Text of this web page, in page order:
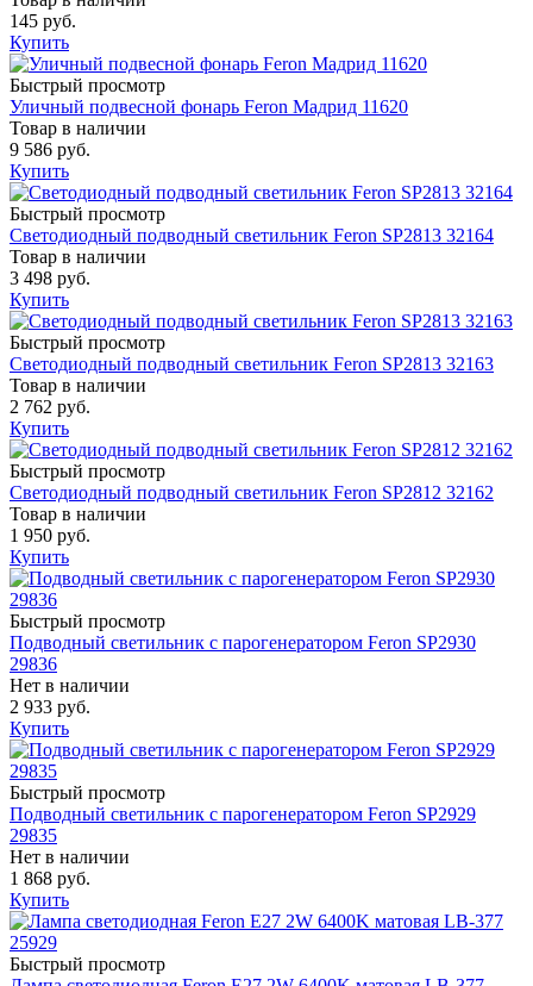
145 руб.
Купить
Быстрый просмотр
Уличный подвесной фонарь Feron Мадрид 11620
Товар в наличии
9 586 руб.
Купить
Быстрый просмотр
Светодиодный подводный светильник Feron SP2813 32164
Товар в наличии
3 498 руб.
Купить
Быстрый просмотр
Светодиодный подводный светильник Feron SP2813 32163
Товар в наличии
2 762 руб.
Купить
Быстрый просмотр
Светодиодный подводный светильник Feron SP2812 32162
Товар в наличии
1 950 руб.
Купить
Быстрый просмотр
Подводный светильник с парогенератором Feron SP2930
29836
Нет в наличии
2 933 руб.
Купить
Быстрый просмотр
Подводный светильник с парогенератором Feron SP2929
29835
Нет в наличии
1 868 руб.
Купить
Быстрый просмотр